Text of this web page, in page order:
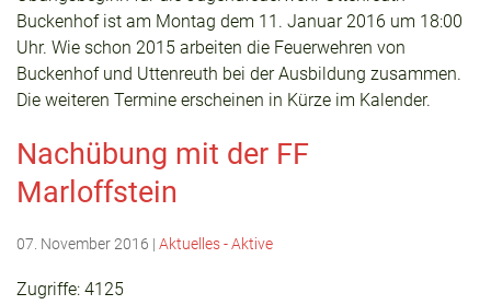
Buckenhof ist am Montag dem 11. Januar 2016 um 18:00
Uhr. Wie schon 2015 arbeiten die Feuerwehren von
Buckenhof und Uttenreuth bei der Ausbildung zusammen.
Die weiteren Termine erscheinen in Kürze im Kalender.
Nachübung mit der FF
Marloffstein
07. November 2016 | Aktuelles - Aktive
Zugriffe: 4125